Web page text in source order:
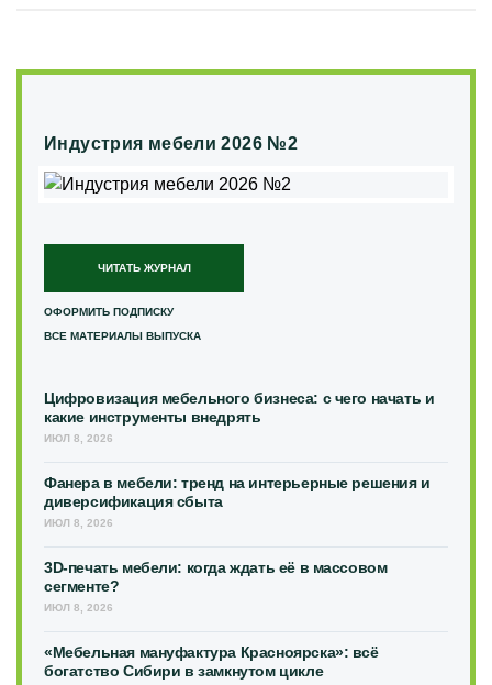
Индустрия мебели 2026 №2
ЧИТАТЬ ЖУРНАЛ
ОФОРМИТЬ ПОДПИСКУ
ВСЕ МАТЕРИАЛЫ ВЫПУСКА
Цифровизация мебельного бизнеса: с чего начать и
какие инструменты внедрять
ИЮЛ 8, 2026
Фанера в мебели: тренд на интерьерные решения и
диверсификация сбыта
ИЮЛ 8, 2026
3D-печать мебели: когда ждать её в массовом
сегменте?
ИЮЛ 8, 2026
«Мебельная мануфактура Красноярска»: всё
богатство Сибири в замкнутом цикле